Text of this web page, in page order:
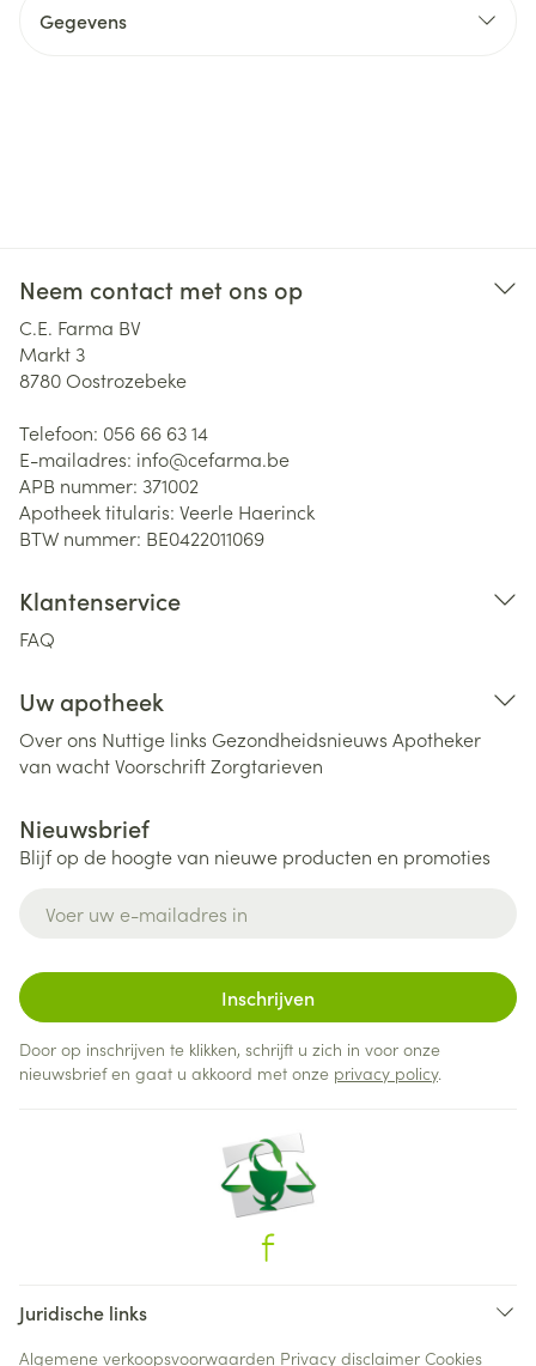
Gegevens
Neem contact met ons op
C.E. Farma BV
Markt 3
8780Oostrozebeke
Telefoon: 056 66 63 14
E-mailadres: info@cefarma.be
APB nummer: 371002
Apotheek titularis: Veerle Haerinck
BTW nummer: BE0422011069
Klantenservice
FAQ
Uw apotheek
Over ons Nuttige links Gezondheidsnieuws Apotheker
van wachtVoorschriftZorgtarieven
Nieuwsbrief
Blijf op de hoogte van nieuwe producten en promoties
Inschrijven
Door op inschrijven te klikken, schrijft u zich in voor onze
nieuwsbrief en gaat u akkoord met onze privacy policy.
Juridische links
Algemene verkoopsvoorwaarden Privacy disclaimer Cookies